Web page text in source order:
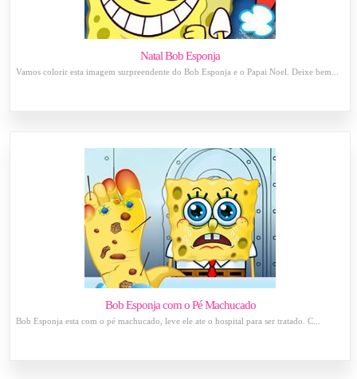
Natal Bob Esponja
Vamos colorir esta imagem surpreendente do Bob Esponja e o Papai Noel. Deixe bem...
Bob Esponja com o Pé Machucado
Bob Esponja esta com o pé machucado, leve ele ate o hospital para ser tratado. C...